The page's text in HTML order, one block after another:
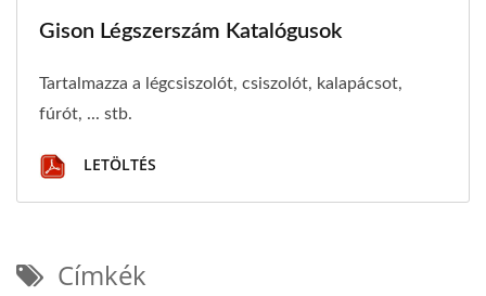
Gison Légszerszám Katalógusok
Tartalmazza a légcsiszolót, csiszolót, kalapácsot,
fúrót, ... stb.
LETÖLTÉS
Címkék